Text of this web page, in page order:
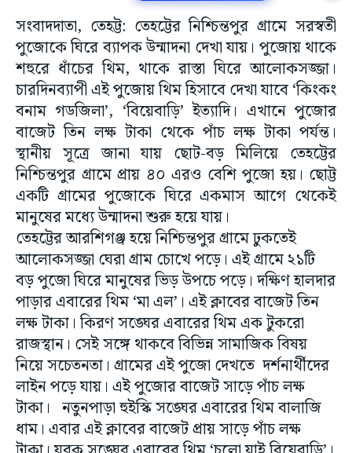
সংবাদদাতা, তেহট্ট: তেহট্টের নিশ্চিন্তপুর গ্রামে সরস্বতী
পুজোকে ঘিরে ব্যাপক উন্মাদনা দেখা যায়। পুজোয় থাকে
শহুরে ধাঁচের থিম, থাকে রাস্তা ঘিরে আলোকসজ্জা।
চারদিনব্যাপী এই পুজোয় থিম হিসাবে দেখা যাবে ‘কিংকং
বনাম গডজিলা’, ‘বিয়েবাড়ি’ ইত্যাদি। এখানে পুজোর
বাজেট তিন লক্ষ টাকা থেকে পাঁচ লক্ষ টাকা পর্যন্ত।
স্থানীয় সূত্রে জানা যায় ছোট-বড় মিলিয়ে তেহট্টের
নিশ্চিন্তপুর গ্রামে প্রায় ৪০ এরও বেশি পুজো হয়। ছোট্ট
একটি গ্রামের পুজোকে ঘিরে একমাস আগে থেকেই
মানুষের মধ্যে উন্মাদনা শুরু হয়ে যায়।
তেহট্টের আরশিগঞ্জ হয়ে নিশ্চিন্তপুর গ্রামে ঢুকতেই
আলোকসজ্জা ঘেরা গ্রাম চোখে পড়ে। এই গ্রামে ২১টি
বড় পুজো ঘিরে মানুষের ভিড় উপচে পড়ে। দক্ষিণ হালদার
পাড়ার এবারের থিম ‘মা এল’। এই ক্লাবের বাজেট তিন
লক্ষ টাকা। কিরণ সঙ্ঘের এবারের থিম এক টুকরো
রাজস্থান। সেই সঙ্গে থাকবে বিভিন্ন সামাজিক বিষয়
নিয়ে সচেতনতা। গ্রামের এই পুজো দেখতে দর্শনার্থীদের
লাইন পড়ে যায়। এই পুজোর বাজেট সাড়ে পাঁচ লক্ষ
টাকা। নতুনপাড়া হুইস্কি সঙ্ঘের এবারের থিম বালাজি
ধাম। এবার এই ক্লাবের বাজেট প্রায় সাড়ে পাঁচ লক্ষ